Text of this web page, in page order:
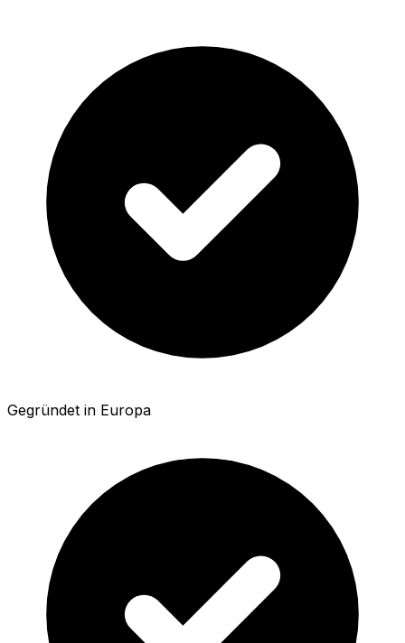
Gegründet in Europa